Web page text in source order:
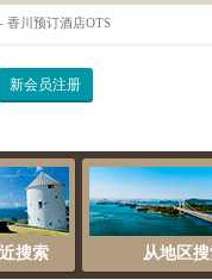
香川预订酒店OTS
新会员注册
公告
搜索 从地区